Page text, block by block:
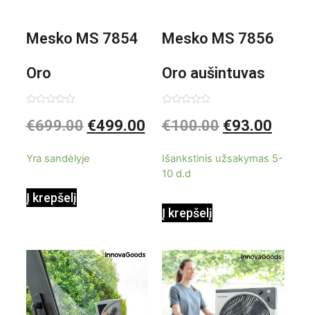
Mesko MS 7854
Oro
kondicionierius
0
iš
€699.00 €499.00
Yra sandėlyje
Į krepšelį
Mesko MS 7856
Oro aušintuvas
be ašmenų 3in1
0
iš
€100.00 €93.00
Išankstinis užsakymas 5-
10 d.d
Į krepšelį